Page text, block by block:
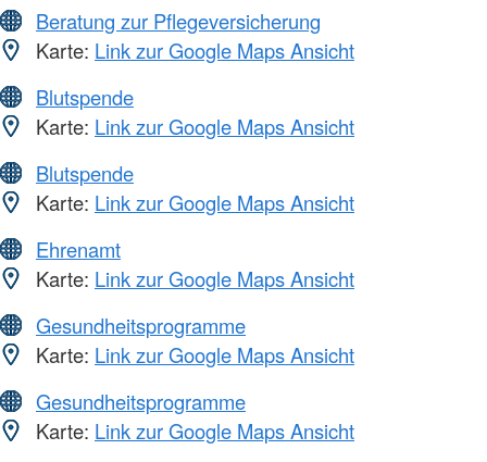
Beratung zur Pflegeversicherung
Karte: Link zur Google Maps Ansicht
Blutspende
Karte: Link zur Google Maps Ansicht
Blutspende
Karte: Link zur Google Maps Ansicht
Ehrenamt
Karte: Link zur Google Maps Ansicht
Gesundheitsprogramme
Karte: Link zur Google Maps Ansicht
Gesundheitsprogramme
Karte: Link zur Google Maps Ansicht